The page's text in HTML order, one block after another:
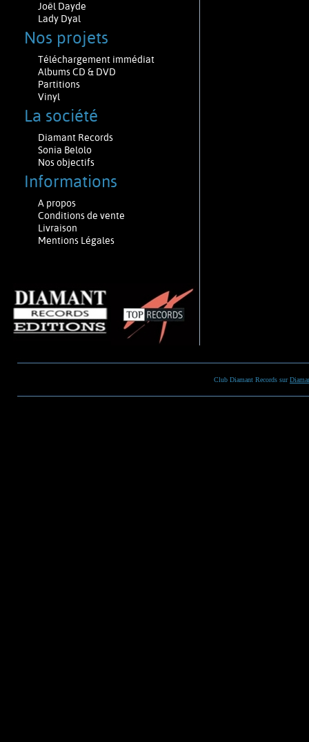
Joël Dayde
Lady Dyal
Nos projets
Téléchargement immédiat
Albums CD & DVD
Partitions
Vinyl
La société
Diamant Records
Sonia Belolo
Nos objectifs
Informations
A propos
Conditions de vente
Livraison
Mentions Légales
Club Diamant Records sur